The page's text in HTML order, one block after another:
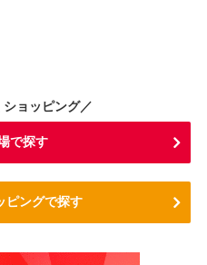
ョッピング／
で探す
ピングで探す